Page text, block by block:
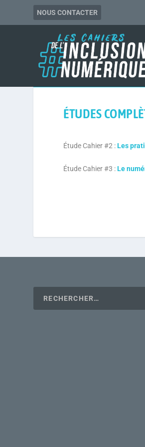
NOUS CONTACTER
ÉTUDES
Étude Cahier #2 : Les
Étude Cahier #3 :Le